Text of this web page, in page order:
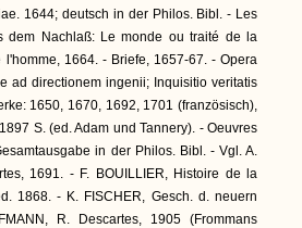
1644; deutsch in der Philos. Bibl. - Les
dem Nachlaß: Le monde ou traité de la
1664. - Briefe, 1657-67. - Opera
ad directionem ingenii; Inquisitio veritatis
1650, 1670, 1692, 1701 (französisch),
S. (ed. Adam und Tannery). - Oeuvres
in der Philos. Bibl. - Vgl. A.
1691. - F. BOUILLIER, Histoire de la
1868. - K. FISCHER, Gesch. d. neuern
R. Descartes, 1905 (Frommans